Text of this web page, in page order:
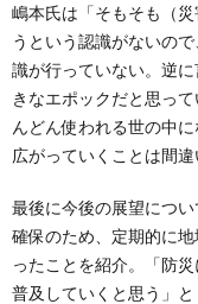
嶋本氏は「そもそも（
うという認識がないの
識が行っていない。逆
きなエポックだと思っ
んどん使われる世の中
広がっていくことは間
最後に今後の展望につ
確保のため、定期的に
ったことを紹介。「防
普及していくと思う」と